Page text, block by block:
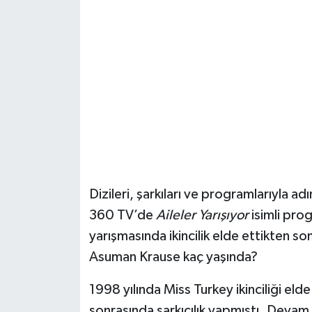
Dizileri, şarkıları ve programlarıyla
360 TV’de Aileler Yarışıyorisimli
yarışmasında ikincilik elde ettikten
Asuman Krause kaç yaşında?
1998 yılında Miss Turkey ikinciliği
Kültür ve Sanat
Sivil Toplum
Bilim ve Teknoloji